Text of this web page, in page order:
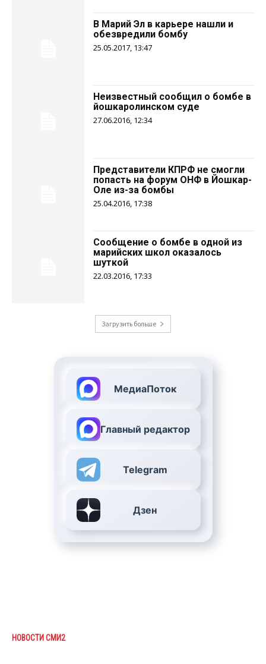
В Марий Эл в карьере нашли и
обезвредили бомбу
25.05.2017, 13:47
Неизвестный сообщил о бомбе в
йошкаролинском суде
27.06.2016, 12:34
Представители КПРФ не смогли
попасть на форум ОНФ в Йошкар-
Оле из-за бомбы
25.04.2016, 17:38
Сообщение о бомбе в одной из
марийских школ оказалось
шуткой
22.03.2016, 17:33
Загрузить больше
МедиаПоток
Главный редактор
Telegram
Дзен
НОВОСТИ СМИ2